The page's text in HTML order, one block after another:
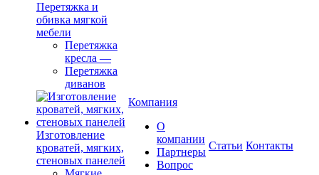
Перетяжка и
обивка мягкой
мебели
Перетяжка
кресла —
Перетяжка
диванов
Изготовление
кроватей, мягких,
стеновых панелей
Компания
О
компании
Партнеры
Вопрос
Cтатьи Контакты